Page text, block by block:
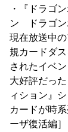
・『ドラゴ
ン ドラゴン
現在放送中
規カードダ
されたイベ
大好評だっ
ィション』
カードが時
ーザ復活編